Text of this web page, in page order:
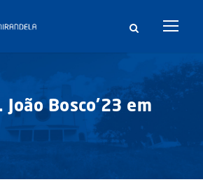
João Bosco’23 em